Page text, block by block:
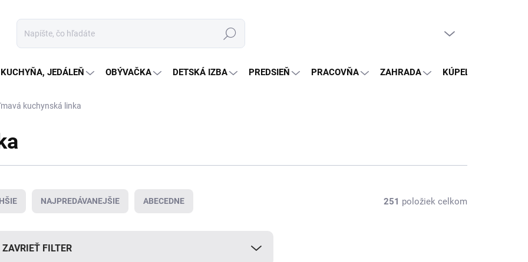
Hľadať
KUCHYŇA, JEDÁLEŇ OBÝVAČKA DETSKÁ IZBA PREDSIEŇ PRACOVŇA ZAHRADA KÚPEĽŇA
kuchynská linka
NAJPREDÁVANEJŠIE ABECEDNE 251 položiek celkom
ZAVRIEŤ FILTER